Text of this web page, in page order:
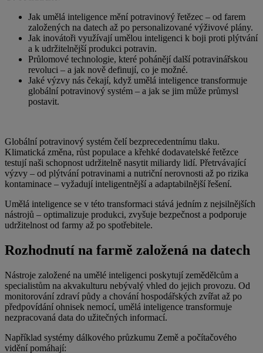
Jak umělá inteligence mění potravinový řetězec – od farem
založených na datech až po personalizované výživové plány.
Jak inovátoři využívají umělou inteligenci k boji proti plýtvání
a k udržitelnější produkci potravin.
Průlomové technologie, které pohánějí další potravinářskou
revoluci – a jak nově definují, co je možné.
Jaké výzvy nás čekají, když umělá inteligence transformuje
globální potravinový systém – a jak se jim může průmysl
postavit.
Globální potravinový systém čelí bezprecedentnímu tlaku.
Klimatická změna, růst populace a křehké dodavatelské řetězce
testují naši schopnost udržitelně nasytit miliardy lidí. Přetrvávající
výzvy – od plýtvání potravinami a nutriční nerovnosti až po rizika
kontaminace – vyžadují inteligentnější a adaptabilnější řešení.
Umělá inteligence se v této transformaci stává jedním z nejsilnějších
nástrojů – optimalizuje produkci, zvyšuje bezpečnost a podporuje
udržitelnost od farmy až po spotřebitele.
Rozhodnutí na farmě založená na datech
Nástroje založené na umělé inteligenci poskytují zemědělcům a
specialistům na akvakulturu nebývalý vhled do jejich provozu. Od
monitorování zdraví půdy a chování hospodářských zvířat až po
předpovídání ohnisek nemocí, umělá inteligence transformuje
nezpracovaná data do užitečných informací.
Například systémy dálkového průzkumu Země a počítačového
vidění pomáhají: